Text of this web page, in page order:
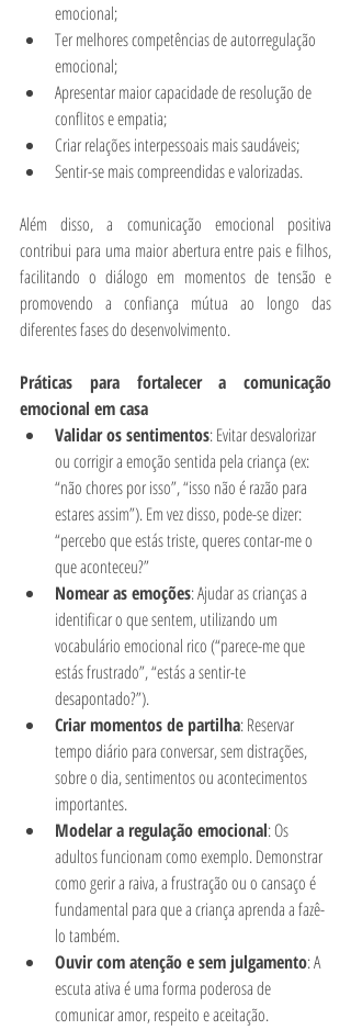
emocional;
Ter melhores competências de autorregulação
emocional;
Apresentar maior capacidade de resolução de
conflitos e empatia;
Criar relações interpessoais mais saudáveis;
Sentir-se mais compreendidas e valorizadas.
Além disso, a comunicação emocional positiva
contribui para uma maior abertura entre pais e filhos,
facilitando o diálogo em momentos de tensão e
promovendo a confiança mútua ao longo das
diferentes fases do desenvolvimento.
Práticas para fortalecer a comunicação
emocional em casa
Validar os sentimentos: Evitar desvalorizar
ou corrigir a emoção sentida pela criança (ex:
“não chores por isso”, “isso não é razão para
estares assim”). Em vez disso, pode-se dizer:
“percebo que estás triste, queres contar-me o
que aconteceu?”
Nomear as emoções: Ajudar as crianças a
identificar o que sentem, utilizando um
vocabulário emocional rico (“parece-me que
estás frustrado”, “estás a sentir-te
desapontado?”).
Criar momentos de partilha: Reservar
tempo diário para conversar, sem distrações,
sobre o dia, sentimentos ou acontecimentos
importantes.
Modelar a regulação emocional: Os
adultos funcionam como exemplo. Demonstrar
como gerir a raiva, a frustração ou o cansaço é
fundamental para que a criança aprenda a fazê-
lo também.
Ouvir com atenção e sem julgamento: A
escuta ativa é uma forma poderosa de
comunicar amor, respeito e aceitação.